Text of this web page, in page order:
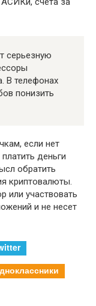
серьезную
В телефонах
понизить
если нет
деньги
обратить
криптовалюты.
или участвовать
и не несет